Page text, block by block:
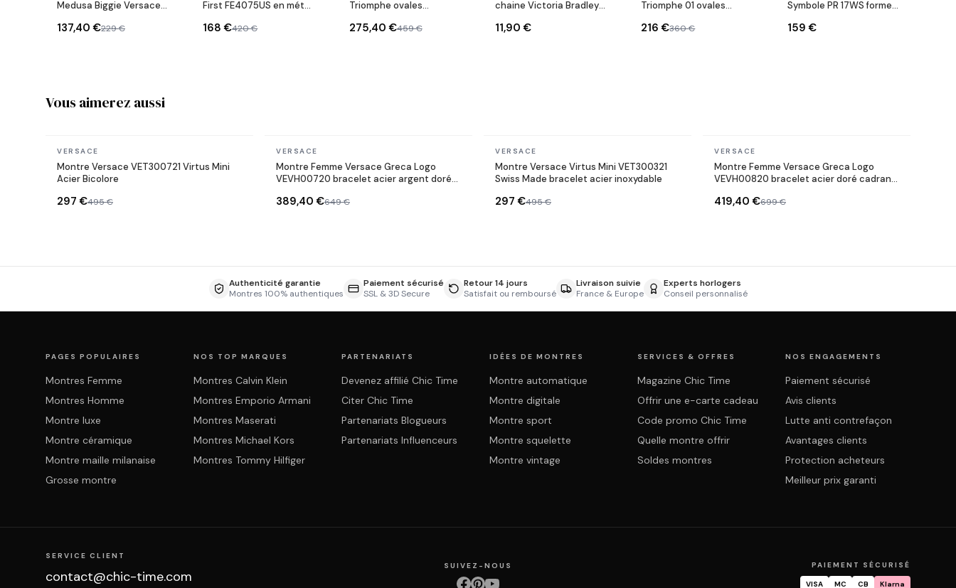
Medusa Biggie Versace
137,40 €229 €
First FE4075US en métal
168 €420 €
Triomphe ovales
métal
275,40 €459 €
chaine Victoria Bradley
11,90 €
Triomphe 01 ovales
216 €360 €
Symbole PR 17WS forme
159 €
Vous aimerez aussi
En stock
VERSACE
Montre Versace VET300721 Virtus Mini
Acier Bicolore
297 €495 €
En stock
VERSACE
Montre Femme Versace Greca Logo
VEVH00720 bracelet acier argent doré
389,40 €649 €
En stock
VERSACE
Montre Versace Virtus Mini VET300321
Swiss Made bracelet acier inoxydable
297 €495 €
En stock
VERSACE
Montre Femme Versace Greca Logo
VEVH00820 bracelet acier doré cadran
419,40 €699 €
Authenticité garantie
Montres 100% authentiques
Paiement sécurisé
SSL & 3D Secure
Retour 14 jours
Satisfait ou remboursé
Livraison suivie
France & Europe
Experts horlogers
Conseil personnalisé
PAGES POPULAIRES
Montres Femme
Montres Homme
Montre luxe
Montre céramique
Montre maille milanaise
Grosse montre
NOS TOP MARQUES
Montres Calvin Klein
Montres Emporio Armani
Montres Maserati
Montres Michael Kors
Montres Tommy Hilfiger
PARTENARIATS
Devenez affilié Chic Time
Citer Chic Time
Partenariats Blogueurs
Partenariats Influenceurs
IDÉES DE MONTRES
Montre automatique
Montre digitale
Montre sport
Montre squelette
Montre vintage
SERVICES & OFFRES
Magazine Chic Time
Offrir une e-carte cadeau
Code promo Chic Time
Quelle montre offrir
Soldes montres
NOS ENGAGEMENTS
Paiement sécurisé
Avis clients
Lutte anti contrefaçon
Avantages clients
Protection acheteurs
Meilleur prix garanti
SERVICE CLIENT
contact@chic-time.com
SUIVEZ-NOUS PAIEMENT SÉCURISÉ
VISA MC CB Klarna